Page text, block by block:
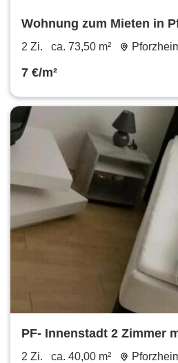
Wohnung zum Mieten in
73.5 m²
2 Zi. ca. 73,50 m²
7 €/m²
PF- Innenstadt 2 Zimmer
2 Zi. ca. 40,00 m²